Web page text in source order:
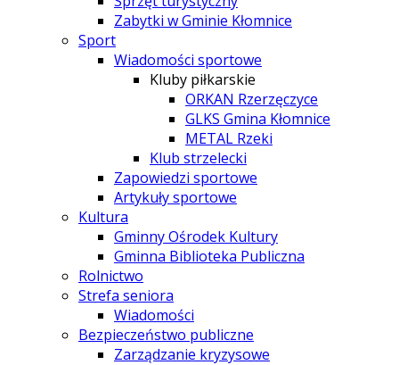
Zabytki w Gminie Kłomnice
Sport
Wiadomości sportowe
Kluby piłkarskie
ORKAN Rzerzęczyce
GLKS Gmina Kłomnice
METAL Rzeki
Klub strzelecki
Zapowiedzi sportowe
Artykuły sportowe
Kultura
Gminny Ośrodek Kultury
Gminna Biblioteka Publiczna
Rolnictwo
Strefa seniora
Wiadomości
Bezpieczeństwo publiczne
Zarządzanie kryzysowe